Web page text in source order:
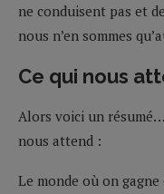
ne conduisent pas et
nous n’en sommes
Ce qui nous
Alors voici un
nous attend :
Le monde où on